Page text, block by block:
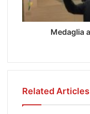
Medaglia
Related Articles